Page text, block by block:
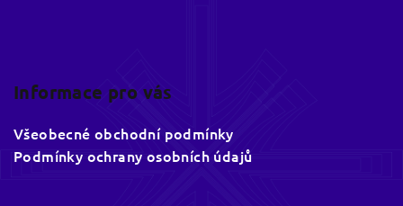
Informace pro vás
Všeobecné obchodní podmínky
Podmínky ochrany osobních údajů